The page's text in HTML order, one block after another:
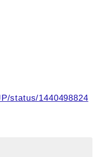
status/1440498824